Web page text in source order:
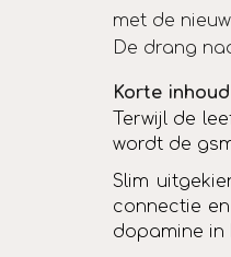
met de
De drang
Korte i
Terwijl de
wordt de
Slim
connectie
dopamine in